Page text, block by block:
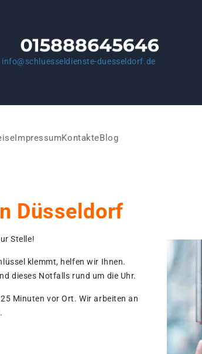
info@schluesseldienste-duesseldorf.de
ImpressumKontakteBlog
Düsseldorf
Stelle!
klemmt, helfen wir Ihnen.
dieses Notfalls rund um die Uhr.
Minuten vor Ort. Wir arbeiten an